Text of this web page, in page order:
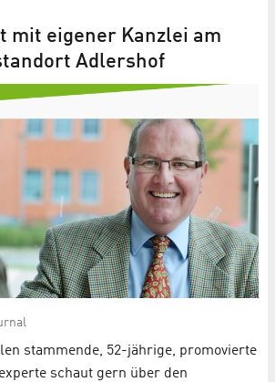
mit eigener Kanzlei am
Adlershof
stammende, 52-jährige, promovierte
schaut gern über den